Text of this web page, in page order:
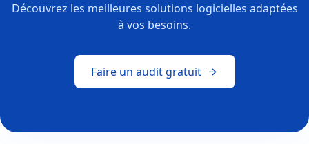
Découvrez les meilleures solutions logicielles adaptées
à vos besoins.
Faire un audit gratuit